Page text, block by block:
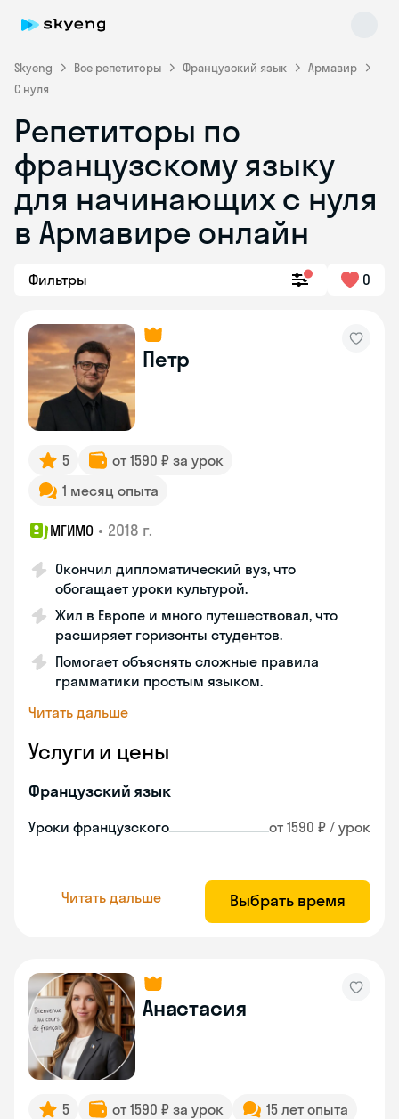
Skyeng Все репетиторы Французский язык
Армавир
С нуля
Репетиторы по
французскому языку
для начинающих с нуля
в Армавире онлайн
Фильтры 0
Петр
5
от 1590 ₽ за урок
1 месяц опыта
МГИМО • 2018 г.
Окончил дипломатический вуз, что
обогащает уроки культурой.
Жил в Европе и много путешествовал, что
расширяет горизонты студентов.
Помогает объяснять сложные правила
грамматики простым языком.
Читать дальше
Услуги и цены
Французский язык
Уроки французского от 1590 ₽ / урок
Читать дальше Выбрать время
Анастасия
5 от 1590 ₽ за урок
15 лет опыта
Skyeng Chat
online